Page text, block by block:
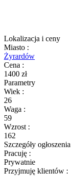
Lokalizacja i ceny
Miasto :
Żyrardów
Cena :
1400 zł
Parametry
Wiek :
26
Waga :
59
Wzrost :
162
Szczegóły ogłoszenia
Pracuję :
Prywatnie
Przyjmuję klientów :